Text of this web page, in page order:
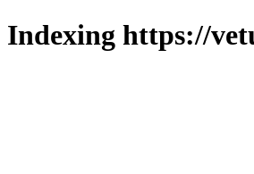
Indexing https://